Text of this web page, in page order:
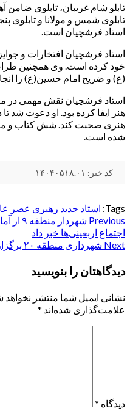
تابلو شام غریبان، تابلوی ضامن
تابلوی شمس و مولانا و تابلوی
استاد فرشچیان است.
استاد فرشچیان افتخارات و
خود کرده است. وی همچنین
(ع) و ضریح امام حسین(ع) را
استاد فرشچیان نقش مهمی در
هنر ایفا کرده بود. او دعوت شد
هنری صحبت کند. شش کتاب و
شده است.
کد خبر: ۱۴۰۴۰۵۱۸.۰۱
Tags: استاد جدید رهبری عصر
Post
navigation
Previous
اجتماع اربعینی‌ها خبر داد
Next شهرداری منطقه ۲۰ برگزار می کند: صمیمانه از دل‌های عاشق
دیدگاهتان را بنویسید
نشانی ایمیل شما منتشر نخواهد
علامت‌گذاری شده‌اند *
دیدگاه *